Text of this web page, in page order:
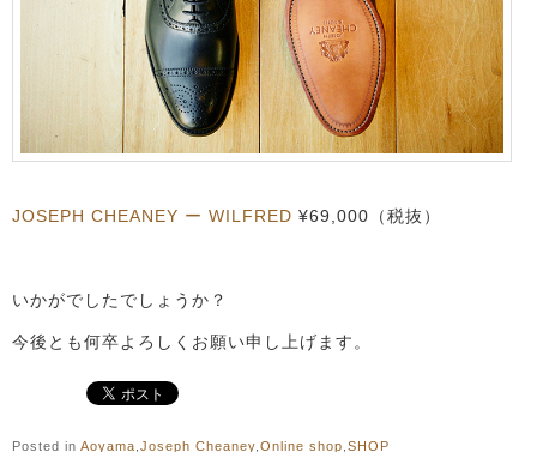
JOSEPH CHEANEY ー WILFRED ¥69,000（税抜）
いかがでしたでしょうか？
今後とも何卒よろしくお願い申し上げます。
Posted in Aoyama,Joseph Cheaney,Online shop,SHOP